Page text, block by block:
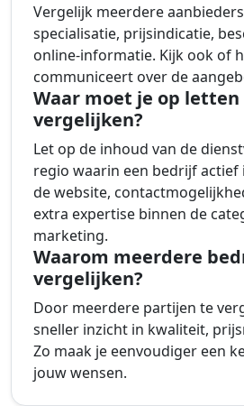
Vergelijk meerdere
specialisatie, prijsindicatie,
online-informatie. Kijk ook of
communiceert over de
Waar moet je op
vergelijken?
Let op de inhoud van de
regio waarin een bedrijf actief
de website,
extra expertise binnen de
marketing.
Waarom meerdere
vergelijken?
Door meerdere partijen te
sneller inzicht in kwaliteit,
Zo maak je eenvoudiger een
jouw wensen.